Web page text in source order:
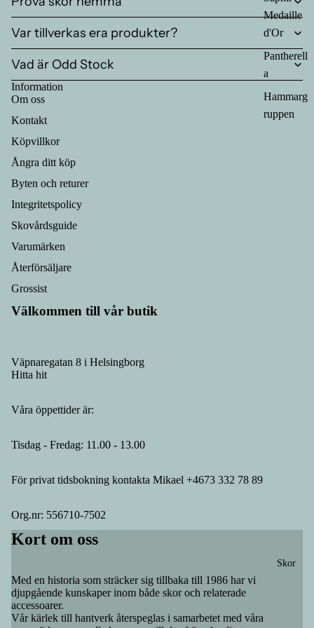
Medaille
d'Or
Pantherell
a
Hammarg
ruppen
Skor
Var tillverkas era produkter?
Vad är Odd Stock
Information
Om oss
Kontakt
Köpvillkor
Ångra ditt köp
Byten och returer
Integritetspolicy
Skovårdsguide
Varumärken
Återförsäljare
Grossist
Välkommen till vår butik
Väpnaregatan 8 i Helsingborg
Hitta hit
Våra öppettider är:
Tisdag - Fredag: 11.00 - 13.00
För privat tidsbokning kontakta Mikael +4673 332 78 89
Org.nr: 556710-7502
Kort om oss
Med en historia som sträcker sig tillbaka till 1986 har vi
djupgående kunskaper inom både skor och relaterade
accessoarer.
Vår kärlek till hantverk återspeglas i samarbetet med våra
Återbetalningspolicy